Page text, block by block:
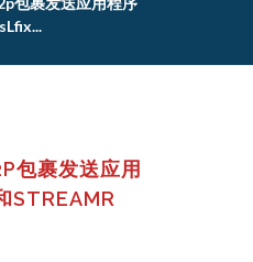
包裹发送应用
STREAMR